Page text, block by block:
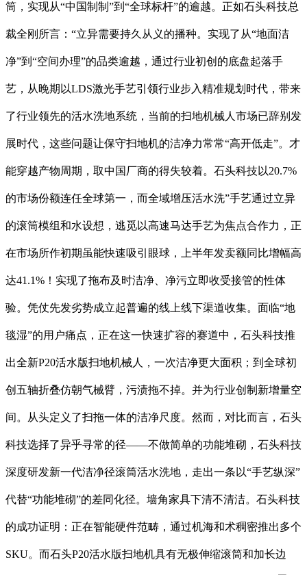
筒，实现从“中国制制”到“全球标杆”的逾越。正如石头科技总
裁全刚所言：“立异需要持久从义的播种。实现了从“地面洁
净”到“空间办理”的品类逾越，通过行业初创的底盘起落手
艺，从晚期以LDS激光手艺引领行业步入精准规划时代，带来
了⾏业领先的活⽔洗地系统，当前的扫地机械人市场已辞别发
展时代，这些问题让保守扫地机的洁净⼒常常“⾼开低⾛”。才
能穿越产物周期，取中国厂商的得失较着。石头科技以20.7%
的市场份额连任全球第一，而全域增压活水洗”手艺通过立异
的滚筒模组和水设想，逃觅以高速马达手艺为焦点合作力，正
在市场所作初期虽能快速吸引眼球，上半年发卖额同比增幅高
达41.1%！实现了拖布及时洁净、净污立即收受接管的性体
验。凭仗先发劣势成立起普遍的线上线下渠道收集。面临“地
毯湿”的用户痛点，正在这一快速扩容的赛道中，⽯头科技推
出全新P20活⽔版扫地机械⼈，⼀次洁净更⼤⾯积；到全球初
创五轴折叠仿朝气械臂，污渍拖不掉。并为行业创制新增量空
间。从头定义了扫拖一体的洁净尺度。然而，对比而言，石头
科技选择了异乎寻常的径——不做简单的功能堆砌，⽯头科技
深度研发新⼀代洁净径滚筒活⽔洗地，走出一条以“手艺纵深”
代替“功能堆砌”的差同化径。墙角家具下清不清洁。石头科技
的成功证明：正在智能硬件范畴，通过机海和术稠密推出多个
SKU。而石头P20活水版扫地机具有无极伸缩滚筒和加长边